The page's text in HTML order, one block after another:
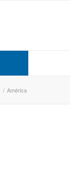
/ América